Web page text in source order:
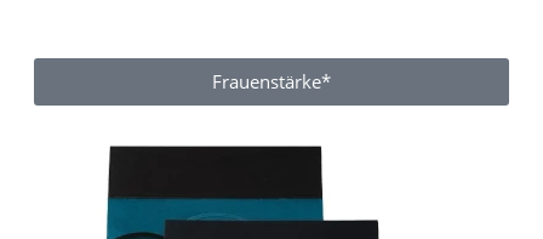
Frauenstärke*